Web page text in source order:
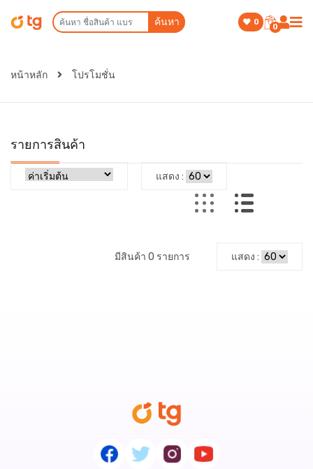
ค้นหา 0
0
หน้าหลัก โปรโมชั่น
รายการสินค้า
แสดง :
มีสินค้า 0 รายการ แสดง :